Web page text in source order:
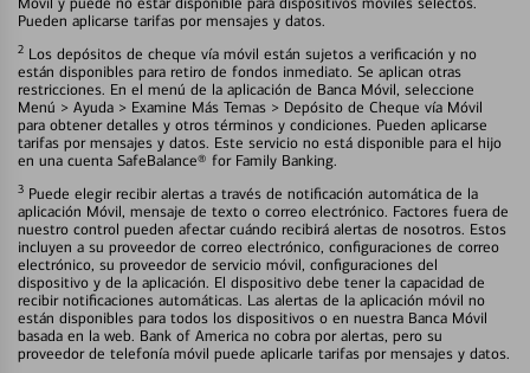
Pueden aplicarse tarifas por mensajes y datos.
2 Los depósitos de cheque vía móvil están sujetos a verificación y no
están disponibles para retiro de fondos inmediato. Se aplican otras
restricciones. En el menú de la aplicación de Banca Móvil, seleccione
Menú > Ayuda > Examine Más Temas > Depósito de Cheque vía Móvil
para obtener detalles y otros términos y condiciones. Pueden aplicarse
tarifas por mensajes y datos. Este servicio no está disponible para el hijo
en una cuenta SafeBalance® for Family Banking.
3 Puede elegir recibir alertas a través de notificación automática de la
aplicación Móvil, mensaje de texto o correo electrónico. Factores fuera de
nuestro control pueden afectar cuándo recibirá alertas de nosotros. Estos
incluyen a su proveedor de correo electrónico, configuraciones de correo
electrónico, su proveedor de servicio móvil, configuraciones del
dispositivo y de la aplicación. El dispositivo debe tener la capacidad de
recibir notificaciones automáticas. Las alertas de la aplicación móvil no
están disponibles para todos los dispositivos o en nuestra Banca Móvil
basada en la web. Bank of America no cobra por alertas, pero su
proveedor de telefonía móvil puede aplicarle tarifas por mensajes y datos.